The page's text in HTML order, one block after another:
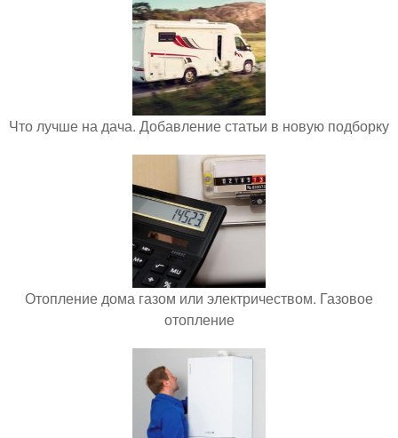
Что лучше на дача. Добавление статьи в новую подборку
Отопление дома газом или электричеством. Газовое
отопление